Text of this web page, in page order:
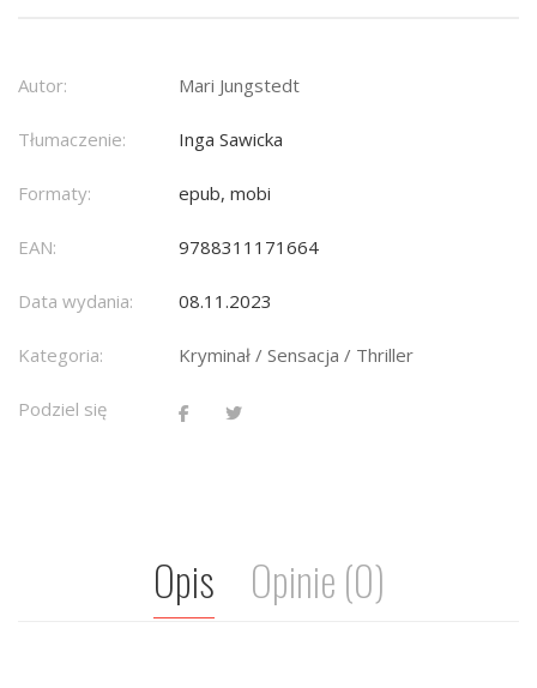
Autor: Mari Jungstedt
Tłumaczenie: Inga Sawicka
Formaty: epub, mobi
EAN: 9788311171664
Data wydania: 08.11.2023
Kategoria: Kryminał / Sensacja / Thriller
Podziel się
Opis Opinie (0)